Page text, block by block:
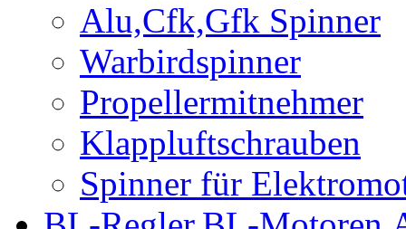
Alu,Cfk,Gfk Spinner
Warbirdspinner
Propellermitnehmer
Klappluftschrauben
Spinner für